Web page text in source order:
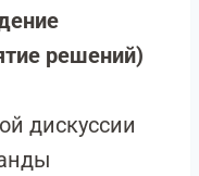
решений)
дискуссии